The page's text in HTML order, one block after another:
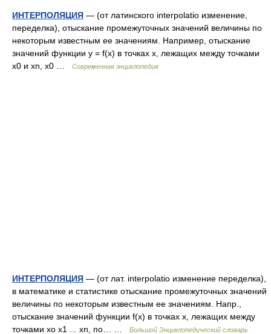
ИНТЕРПОЛЯЦИЯ — (от латинского interpolatio изменение,
переделка), отыскание промежуточных значений величины по
некоторым известным ее значениям. Например, отыскание
значений функции y = f(x) в точках x, лежащих между точками
x0 и xn, x0 …
Современная энциклопедия
ИНТЕРПОЛЯЦИЯ — (от лат. interpolatio изменение переделка),
в математике и статистике отыскание промежуточных значений
величины по некоторым известным ее значениям. Напр.,
отыскание значений функции f(x) в точках x, лежащих между
точками xo x1 ... xn, по… …
Большой Энциклопедический словарь